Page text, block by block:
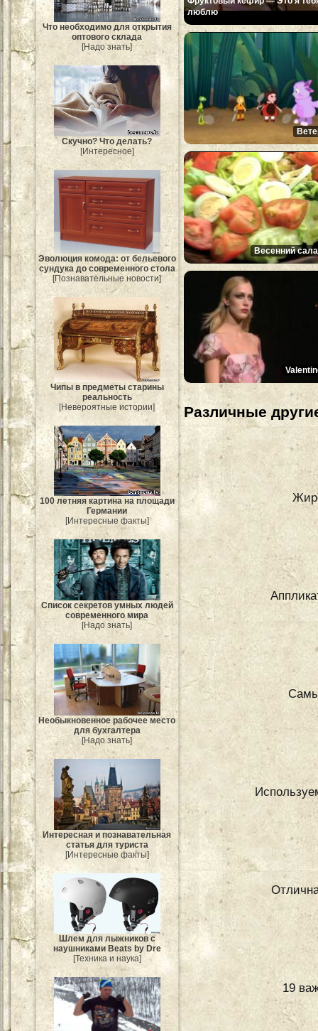
Что необходимо для открытия
оптового склада
[Надо знать]
Скучно? Что делать?
[Интересное]
Эволюция комода: от бельевого
сундука до современного стола
[Познавательные новости]
Чипы в предметы старины
реальность
[Невероятные истории]
100 летняя картина на площади
Германии
[Интересные факты]
Список секретов умных людей
современного мира
[Надо знать]
Необыкновенное рабочее место
для бухгалтера
[Надо знать]
Интересная и познавательная
статья для туриста
[Интересные факты]
Шлем для лыжников с
наушниками Beats by Dre
[Техника и наука]
люблю
Весенний
Различные
19